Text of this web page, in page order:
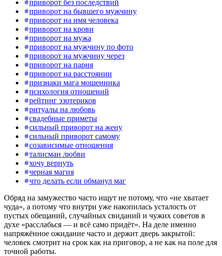
приворот без последствий
приворот на бывшего мужчину
приворот на имя человека
приворот на крови
приворот на мужа
приворот на мужчину по фото
приворот на мужчину через
приворот на парня
приворот на расстоянии
признаки мага мошенника
психология отношений
рейтинг эзотериков
ритуалы на любовь
свадебные приметы
сильный приворот на жену
сильный приворот самому
созависимые отношения
талисман любви
хочу вернуть
черная магия
что делать если обманул маг
Обряд на замужество часто ищут не потому, что «не хватает
чуда», а потому что внутри уже накопилась усталость от
пустых обещаний, случайных свиданий и чужих советов в
духе «расслабься — и всё само придёт». На деле именно
напряжённое ожидание часто и держит дверь закрытой:
человек смотрит на срок как на приговор, а не как на поле для
точной работы.